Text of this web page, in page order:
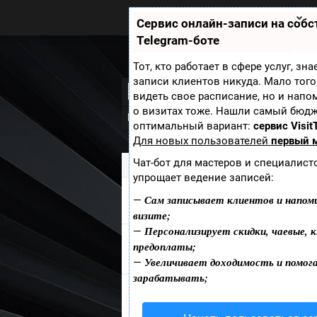
Сервис онлайн-записи на
Telegram-боте
Тот, кто работает в сфере услуг,
записи клиентов никуда. Мало
видеть свое расписание, но и
о визитах тоже. Нашли самый
оптимальный вариант: сервис
Для новых пользователей первый
Чат-бот для мастеров и
упрощает ведение записей:
— Сам записывает клиентов и
визите;
— Персонализирует скидки, чаевые,
предоплаты;
— Увеличивает доходимость и
зарабатывать;
Zobra.ru - Игровое сообщество -
все о играх
П
ф
м
ы
Rift
Новости Скриншоты Видео Арт
Zobra.ru»Игры» Rift
ПРОХОЖДЕНИЯ RIFT
Добавить пост